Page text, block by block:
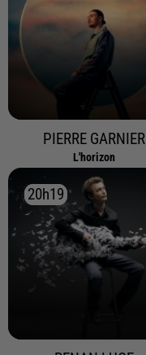
PIERRE GARNIER
L'horizon
20h19
20h19